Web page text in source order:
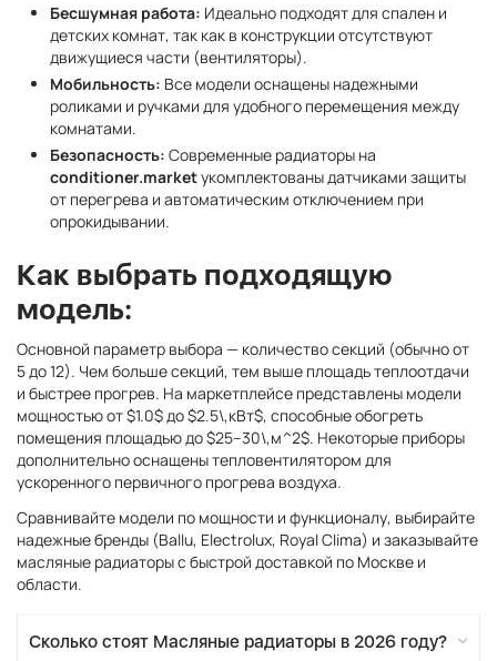
Бесшумная работа: Идеально подходят для спален и
детских комнат, так как в конструкции отсутствуют
движущиеся части (вентиляторы).
Мобильность: Все модели оснащены надежными
роликами и ручками для удобного перемещения между
комнатами.
Безопасность: Современные радиаторы на
conditioner.marketукомплектованы датчиками защиты
от перегрева и автоматическим отключением при
опрокидывании.
Как выбрать подходящую
модель:
Основной параметр выбора — количество секций (обычно от
5 до 12). Чем больше секций, тем выше площадь теплоотдачи
и быстрее прогрев. На маркетплейсе представлены модели
мощностью от $1.0$ до $2.5\,кВт$, способные обогреть
помещения площадью до $25–30\,м^2$. Некоторые приборы
дополнительно оснащены тепловентилятором для
ускоренного первичного прогрева воздуха.
Сравнивайте модели по мощности и функционалу, выбирайте
надежные бренды (Ballu, Electrolux, Royal Clima) и заказывайте
масляные радиаторы с быстрой доставкой по Москве и
области.
Сколько стоят Масляные радиаторы в 2026 году?